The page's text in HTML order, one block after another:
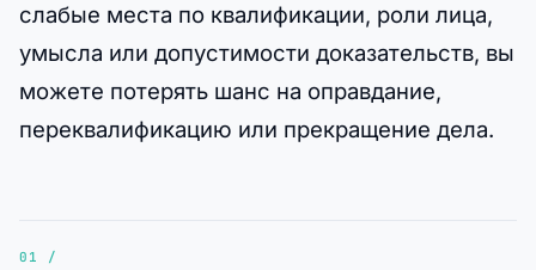
слабые места по квалификации, роли лица,
умысла или допустимости доказательств, вы
можете потерять шанс на оправдание,
переквалификацию или прекращение дела.